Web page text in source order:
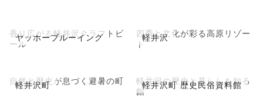
ヤッホーブルーイング
香り広がる軽井沢クラフトビ
ール
軽井沢
四季と文化が彩る高原リゾー
ト
軽井沢町
自然と歴史が息づく避暑の町 軽井沢町 歴史民俗資料館
軽井沢の歴史と暮らしを知る
館